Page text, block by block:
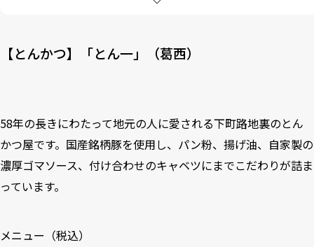
7
【餃子】「永楽」（小岩）
【とんかつ】「とん一」（葛西）
58年の長きにわたって地元の人に愛される下町路地裏のとん
かつ屋です。国産銘柄豚を使用し、パン粉、揚げ油、自家製の
濃厚ゴマソース、付け合わせのキャベツにまでこだわりが詰ま
っています。
メニュー（税込）